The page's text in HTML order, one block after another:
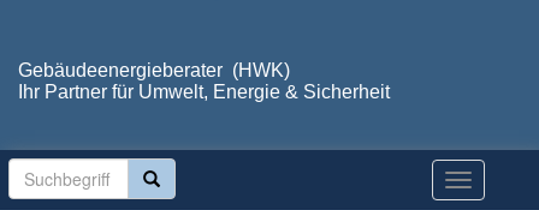
Gebäudeenergieberater (HWK)
Ihr Partner für Umwelt, Energie & Sicherheit